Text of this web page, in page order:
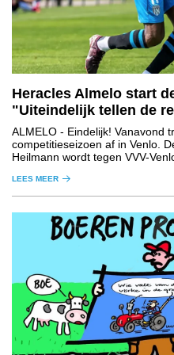
Heracles Almelo start
"Uiteindelijk tellen de
ALMELO - Eindelijk! Vanavond
competitieseizoen af in Venlo.
Heilmann wordt tegen VVV-
LEES MEER